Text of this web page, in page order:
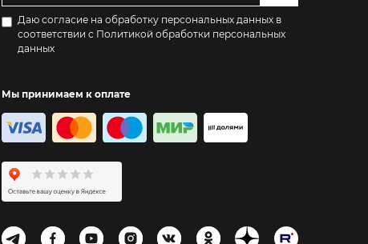
Даю согласие на обработку персональных данных в
соответствии с Политикой обработки персональных
данных
Мы принимаем к оплате